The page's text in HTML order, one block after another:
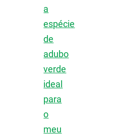
a
espécie
de
adubo
verde
ideal
para
o
meu